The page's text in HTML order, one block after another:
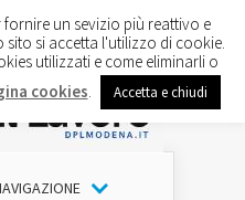
un sevizio più reattivo e
si accetta l'utilizzo di cookie.
utilizzati e come eliminarli o
cookies Accetta e chiudi